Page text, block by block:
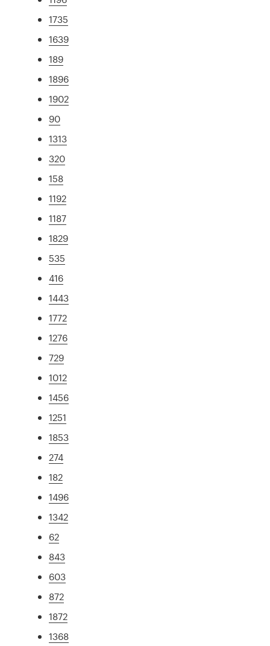
1735
1639
189
1896
1902
90
1313
320
158
1192
1187
1829
535
416
1443
1772
1276
729
1012
1456
1251
1853
274
182
1496
1342
62
843
603
872
1872
1368